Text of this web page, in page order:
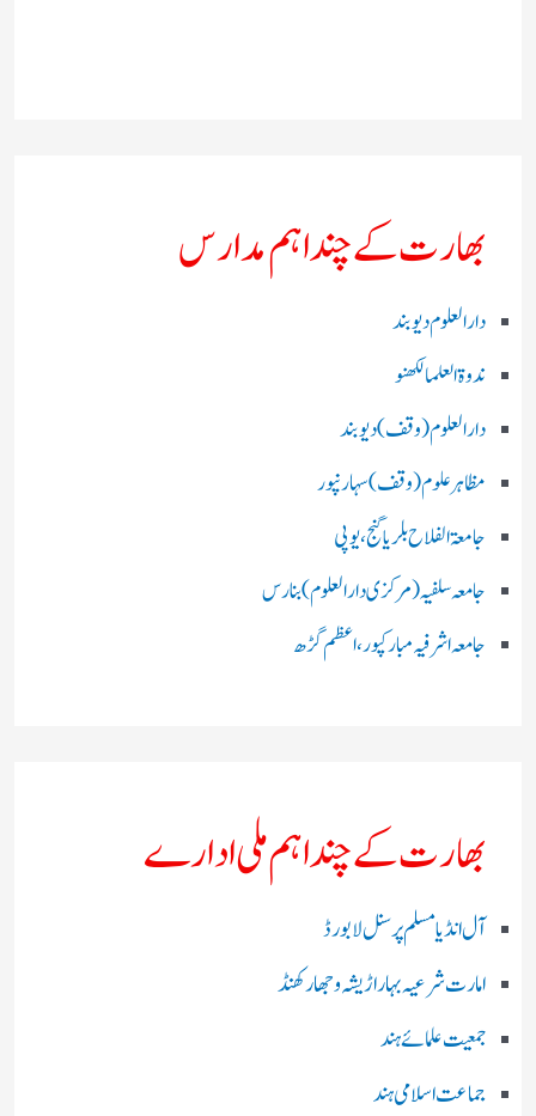
بھارت کے چند اہم مدارس
دارالعلوم دیوبند
ندوۃالعلما لکھنو
دارالعلوم (وقف)دیوبند
مظاہرعلوم (وقف)سہارنپور
جامعۃ الفلاح بلریاگنج،یوپی
جامعہ سلفیہ(مرکزی دارالعلوم )بنارس
جامعہ اشرفیہ مبارکپور،اعظم گڑھ
بھارت کے چند اہم ملی ادارے
آل انڈیا مسلم پرسنل لا بورڈ
امارت شرعیہ بہار اڑیشہ و جھارکھنڈ
جمعیت علمائے ہند
جماعت اسلامی ہند